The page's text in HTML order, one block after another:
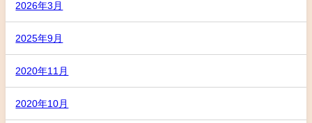
2026年3月
2025年9月
2020年11月
2020年10月